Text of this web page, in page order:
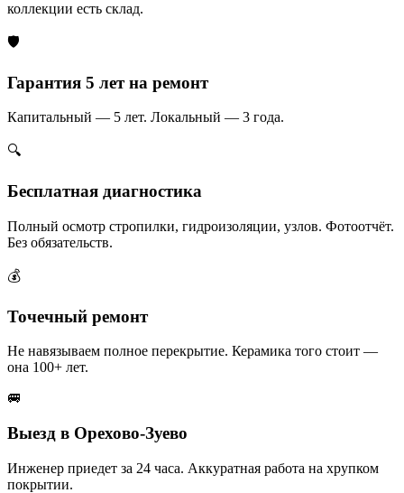
коллекции есть склад.
🛡️
Гарантия 5 лет на ремонт
Капитальный — 5 лет. Локальный — 3 года.
🔍
Бесплатная диагностика
Полный осмотр стропилки, гидроизоляции, узлов. Фотоотчёт.
Без обязательств.
💰
Точечный ремонт
Не навязываем полное перекрытие. Керамика того стоит —
она 100+ лет.
🚐
Выезд в Орехово-Зуево
Инженер приедет за 24 часа. Аккуратная работа на хрупком
покрытии.